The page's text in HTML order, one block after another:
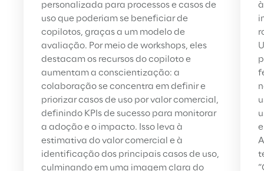
personalizada para processos e casos de
uso que poderiam se beneficiar de
copilotos, graças a um modelo de
avaliação. Por meio de workshops, eles
destacam os recursos do copiloto e
aumentam a conscientização: a
colaboração se concentra em definir e
priorizar casos de uso por valor comercial,
definindo KPIs de sucesso para monitorar
a adoção e o impacto. Isso leva à
estimativa do valor comercial e à
identificação dos principais casos de uso,
culminando em uma imagem clara do